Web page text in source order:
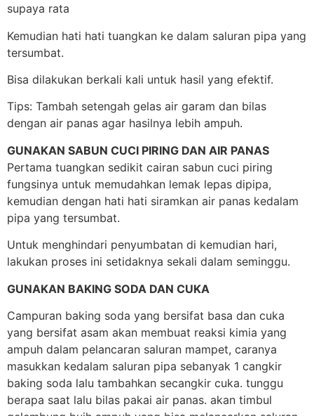
supaya rata
Kemudian hati hati tuangkan ke dalam saluran pipa yang
tersumbat.
Bisa dilakukan berkali kali untuk hasil yang efektif.
Tips: Tambah setengah gelas air garam dan bilas
dengan air panas agar hasilnya lebih ampuh.
GUNAKAN SABUN CUCI PIRING DAN AIR PANAS
Pertama tuangkan sedikit cairan sabun cuci piring
fungsinya untuk memudahkan lemak lepas dipipa,
kemudian dengan hati hati siramkan air panas kedalam
pipa yang tersumbat.
Untuk menghindari penyumbatan di kemudian hari,
lakukan proses ini setidaknya sekali dalam seminggu.
GUNAKAN BAKING SODA DAN CUKA
Campuran baking soda yang bersifat basa dan cuka
yang bersifat asam akan membuat reaksi kimia yang
ampuh dalam pelancaran saluran mampet, caranya
masukkan kedalam saluran pipa sebanyak 1 cangkir
baking soda lalu tambahkan secangkir cuka. tunggu
berapa saat lalu bilas pakai air panas. akan timbul